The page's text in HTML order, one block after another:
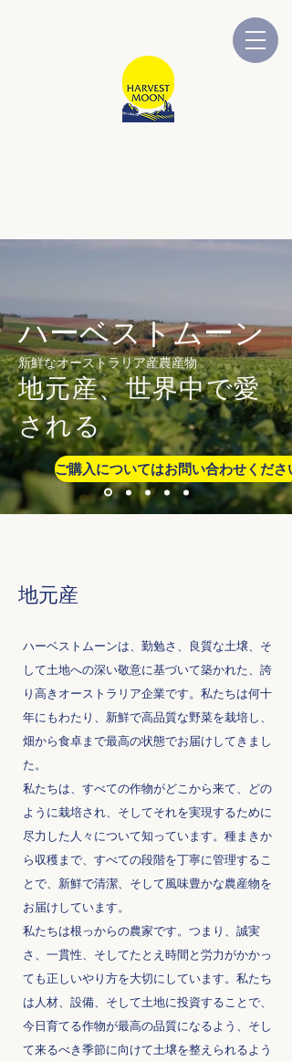
新鮮なオーストラリア産農産物
ハーベストムーン
地元産、世界中で愛
される
ご購入についてはお問い合わせください
地元産
ハーベストムーンは、勤勉さ、良質な土壌、そ
して土地への深い敬意に基づいて築かれた、誇
り高きオーストラリア企業です。私たちは何十
年にもわたり、新鮮で高品質な野菜を栽培し、
畑から食卓まで最高の状態でお届けしてきまし
た。
私たちは、すべての作物がどこから来て、どの
ように栽培され、そしてそれを実現するために
尽力した人々について知っています。種まきか
ら収穫まで、すべての段階を丁寧に管理するこ
とで、新鮮で清潔、そして風味豊かな農産物を
お届けしています。
私たちは根っからの農家です。つまり、誠実
さ、一貫性、そしてたとえ時間と労力がかかっ
ても正しいやり方を大切にしています。私たち
は人材、設備、そして土地に投資することで、
今日育てる作物が最高の品質になるよう、そし
て来るべき季節に向けて土壌を整えられるよう